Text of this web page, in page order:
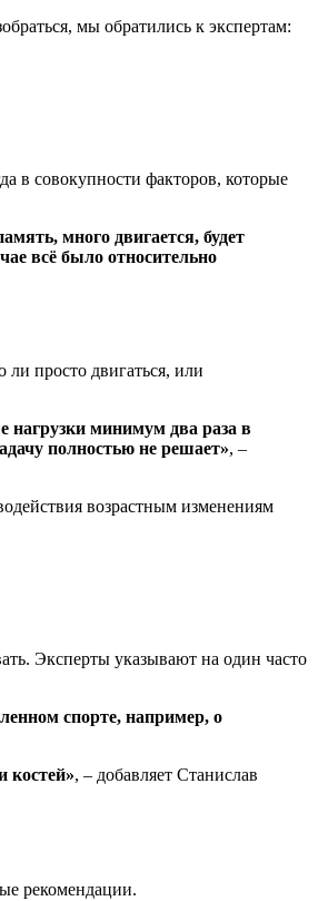
мы обратились к экспертам:
в совокупности факторов, которые
много двигается, будет
всё было относительно
ли просто двигаться, или
нагрузки минимум два раза в
полностью не решает», –
возрастным изменениям
Эксперты указывают на один часто
спорте, например, о
костей», – добавляет Станислав
рекомендации.